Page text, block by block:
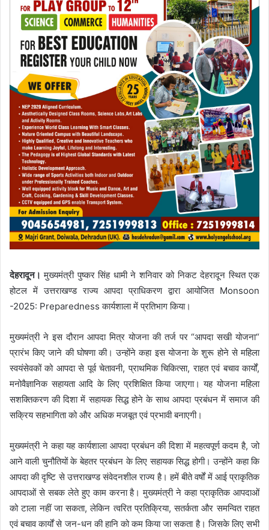
देहरादून। मुख्यमंत्री पुष्कर सिंह धामी ने शनिवार को निकट देहरादून स्थित एक
होटल में उत्तराखण्ड राज्य आपदा प्राधिकरण द्वारा आयोजित Monsoon
-2025: Preparedness कार्यशाला में प्रतिभाग किया।
मुख्यमंत्री ने इस दौरान आपदा मित्र योजना की तर्ज पर “आपदा सखी योजना“
प्रारंभ किए जाने की घोषणा की। उन्होंने कहा इस योजना के शुरू होने से महिला
स्वयंसेवकों को आपदा से पूर्व चेतावनी, प्राथमिक चिकित्सा, राहत एवं बचाव कार्यों,
मनोवैज्ञानिक सहायता आदि के लिए प्रशिक्षित किया जाएगा। यह योजना महिला
सशक्तिकरण की दिशा में सहायक सिद्ध होने के साथ आपदा प्रबंधन में समाज की
सक्रिय सहभागिता को और अधिक मजबूत एवं प्रभावी बनाएगी।
मुख्यमंत्री ने कहा यह कार्यशाला आपदा प्रबंधन की दिशा में महत्वपूर्ण कदम है, जो
आने वाली चुनौतियों के बेहतर प्रबंधन के लिए सहायक सिद्ध होगी। उन्होंने कहा कि
आपदा की दृष्टि से उत्तराखण्ड संवेदनशील राज्य है। हमें बीते वर्षों में आई प्राकृतिक
आपदाओं से सबक लेते हुए काम करना है। मुख्यमंत्री ने कहा प्राकृतिक आपदाओं
को टाला नहीं जा सकता, लेकिन त्वरित प्रतिक्रिया, सतर्कता और समन्वित राहत
एवं बचाव कार्यों से जन-धन की हानि को कम किया जा सकता है। जिसके लिए सभी